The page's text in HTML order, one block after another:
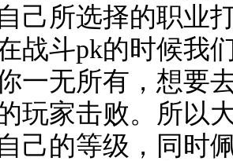
己所选择的职业
战斗pk的时候我
一无所有，想要
玩家击败。所以
己的等级，同时